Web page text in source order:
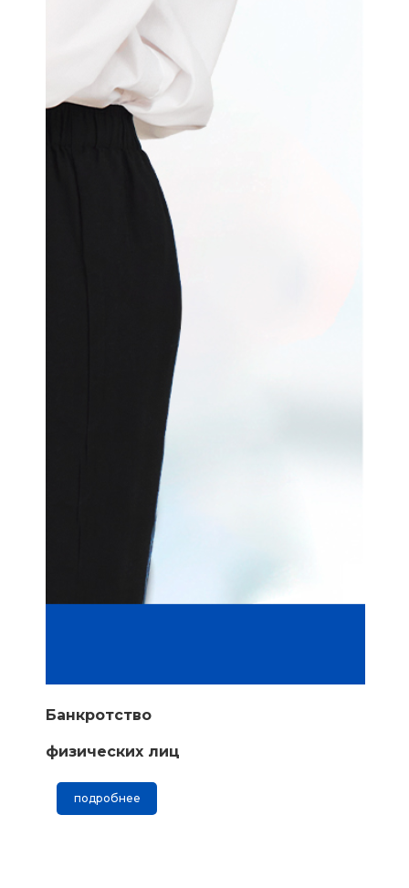
Банкротство
физических лиц
подробнее